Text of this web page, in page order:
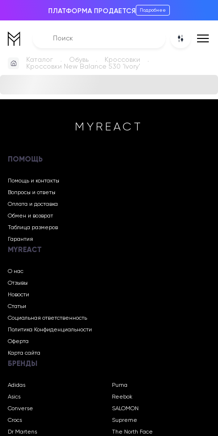
ПЛАТФОРМА ПРОДАЕТСЯ Подробнее
Каталог Обувь
Кроссовки
Кроссовки New Balance 530 'Ivory'
MYREACT
ПОМОЩЬ
Помощь и контакты
Вопросы и ответы
Оплата и доставка
Обмен и возврат
Таблица размеров
Гарантия
MYREACT
О нас
Отзывы
Новости
Статьи
Социальная ответственность
Политика Конфиденциальности
Оферта
Карта сайта
БРЕНДЫ
Adidas
Asics
Converse
Crocs
Dr Martens
Puma
Reebok
SALOMON
Supreme
The North Face